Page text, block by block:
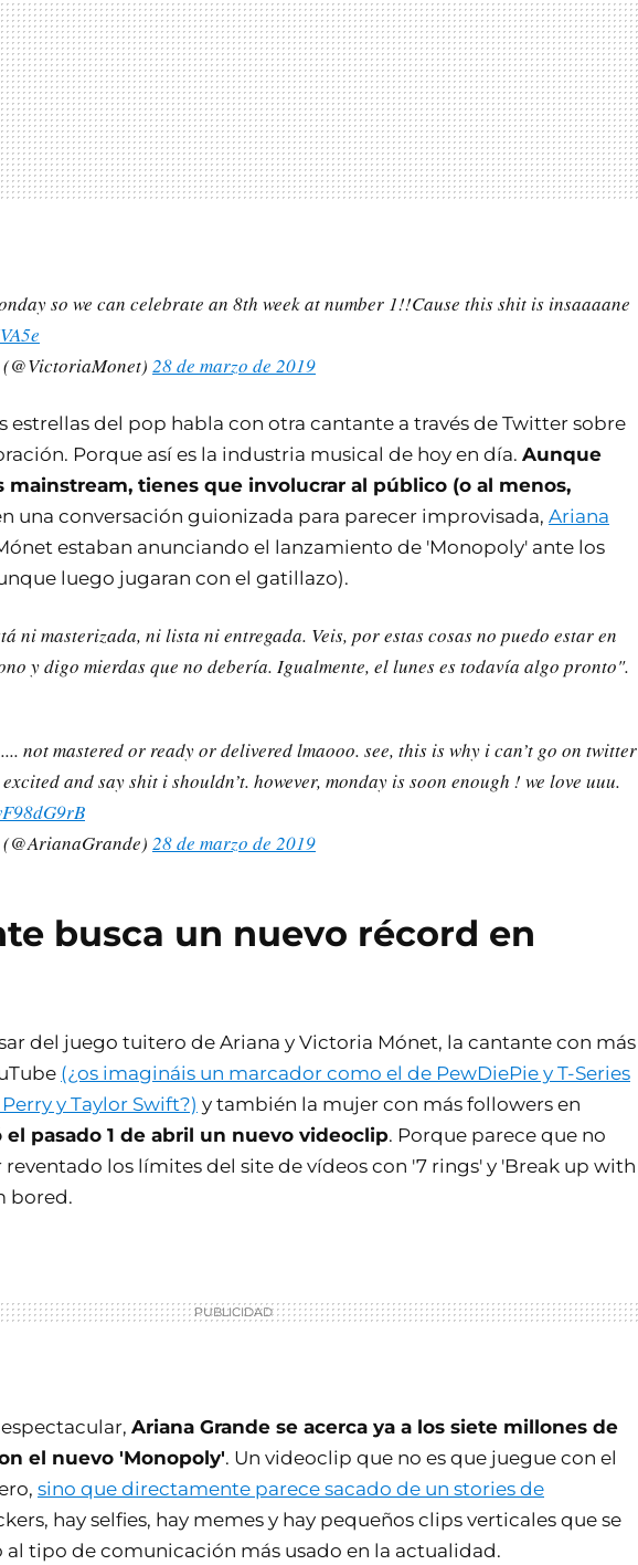
so we can celebrate an 8th week at number 1!!Cause this shit is insaaaane
28 de marzo de 2019
estrellas del pop habla con otra cantante a través de Twitter sobre
Porque así es la industria musical de hoy en día. Aunque
mainstream, tienes que involucrar al público (o al menos,
una conversación guionizada para parecer improvisada, Ariana
estaban anunciando el lanzamiento de 'Monopoly' ante los
luego jugaran con el gatillazo).
ni masterizada, ni lista ni entregada. Veis, por estas cosas no puedo estar en
y digo mierdas que no debería. Igualmente, el lunes es todavía algo pronto".
not mastered or ready or delivered lmaooo. see, this is why i can’t go on twitter
and say shit i shouldn’t. however, monday is soon enough ! we love uuu.
28 de marzo de 2019
busca un nuevo récord en
del juego tuitero de Ariana y Victoria Mónet, la cantante con más
(¿os imagináis un marcador como el de PewDiePie y T-Series
y Taylor Swift?) y también la mujer con más followers en
el pasado 1 de abril un nuevo videoclip. Porque parece que no
los límites del site de vídeos con '7 rings' y 'Break up with
bored.
Ariana Grande se acerca ya a los siete millones de
el nuevo 'Monopoly'. Un videoclip que no es que juegue con el
sino que directamente parece sacado de un stories de
hay selfies, hay memes y hay pequeños clips verticales que se
al tipo de comunicación más usado en la actualidad.